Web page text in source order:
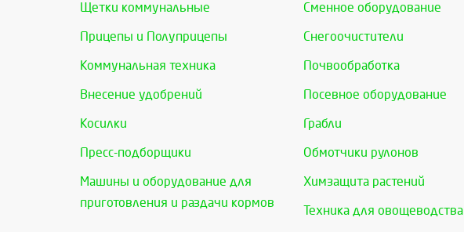
Щетки коммунальные Сменное оборудование
Прицепы и Полуприцепы Снегоочистители
Коммунальная техника Почвообработка
Внесение удобрений Посевное оборудование
Косилки Грабли
Пресс-подборщики Обмотчики рулонов
Машины и оборудование для
приготовления и раздачи кормов
Химзащита растений
Техника для овощеводства